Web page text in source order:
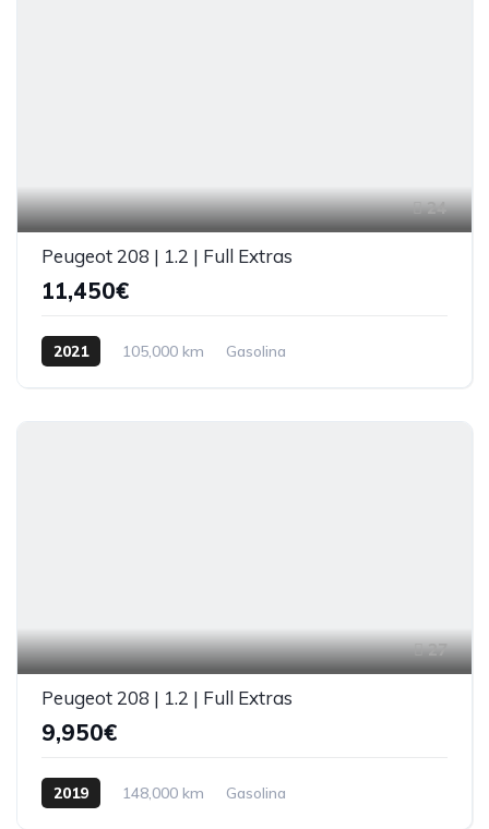
24
Peugeot 208 | 1.2 | Full Extras
11,450€
2021 105,000 km Gasolina
27
Peugeot 208 | 1.2 | Full Extras
9,950€
2019 148,000 km Gasolina